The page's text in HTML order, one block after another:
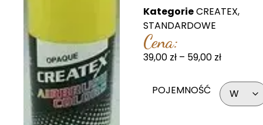
KategorieCREATEX,
STANDARDOWE
Cena:
39,00 zł – 59,00 zł
POJEMNOŚĆ